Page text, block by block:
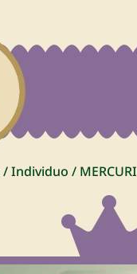
/Individuo /